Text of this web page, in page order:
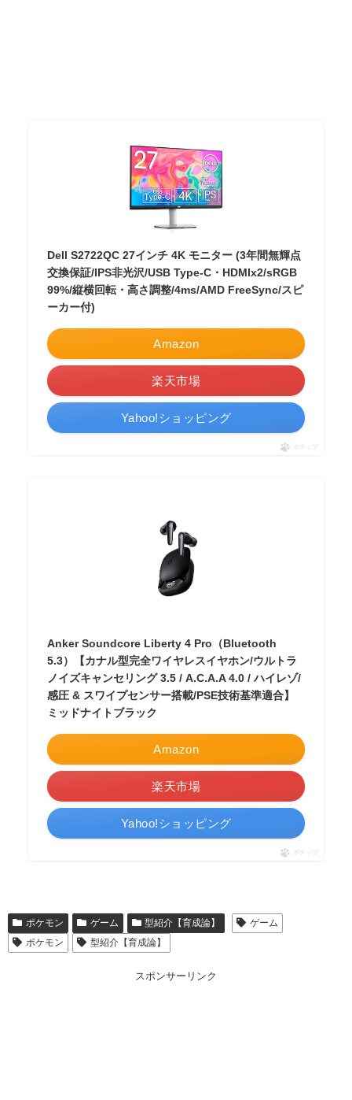
Dell S2722QC 27インチ 4K モニター (3年間無輝点
交換保証/IPS非光沢/USB Type-C・HDMIx2/sRGB
99%/縦横回転・高さ調整/4ms/AMD FreeSync/スピ
ーカー付)
Amazon
楽天市場
Yahoo!ショッピング
ポチップ
Anker Soundcore Liberty 4 Pro（Bluetooth
5.3）【カナル型完全ワイヤレスイヤホン/ウルトラ
ノイズキャンセリング 3.5 / A.C.A.A 4.0 / ハイレゾ/
感圧 & スワイプセンサー搭載/PSE技術基準適合】
ミッドナイトブラック
Amazon
楽天市場
Yahoo!ショッピング
ポチップ
ポケモン ゲーム 型紹介【育成論】
ゲーム
ポケモン
型紹介【育成論】
スポンサーリンク